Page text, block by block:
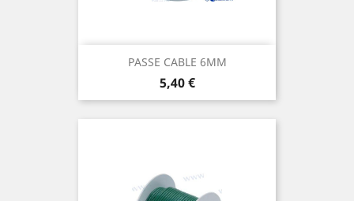
PASSE CABLE 6MM
Prix
5,40 €